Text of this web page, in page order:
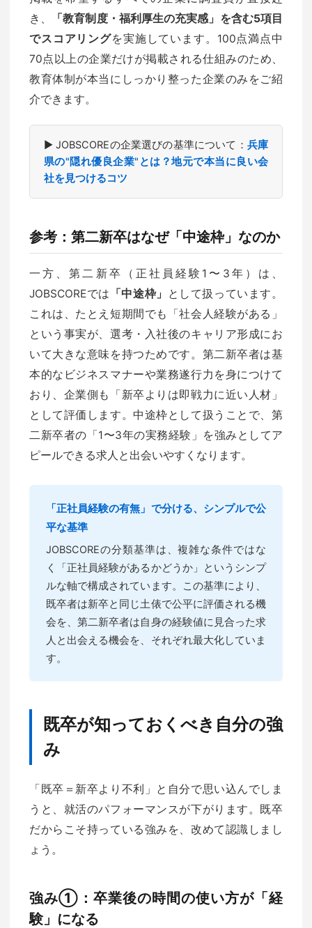
き、
「教育制度・福利厚生の充実感」を含む5項目
でスコアリングを実施しています。100点満点中
70点以上の企業だけが掲載される仕組みのため、
教育体制が本当にしっかり整った企業のみをご紹
介できます。
▶ JOBSCOREの企業選びの基準について： 兵庫
県の"隠れ優良企業"とは？地元で本当に良い会
社を見つけるコツ
参考：第二新卒はなぜ「中途枠」なのか
一方、第二新卒（正社員経験1〜3年）は、
JOBSCOREでは 「中途枠」
として扱っています。
これは、たとえ短期間でも「社会人経験がある」
という事実が、選考・入社後のキャリア形成にお
いて大きな意味を持つためです。第二新卒者は基
本的なビジネスマナーや業務遂行力を身につけて
おり、企業側も「新卒よりは即戦力に近い人材」
として評価します。中途枠として扱うことで、第
二新卒者の「1〜3年の実務経験」を強みとしてア
ピールできる求人と出会いやすくなります。
「正社員経験の有無」で分ける、シンプルで公
平な基準
JOBSCOREの分類基準は、複雑な条件ではな
く「正社員経験があるかどうか」というシンプ
ルな軸で構成されています。この基準により、
既卒者は新卒と同じ土俵で公平に評価される機
会を、第二新卒者は自身の経験値に見合った求
人と出会える機会を、それぞれ最大化していま
す。
既卒が知っておくべき自分の強
み
「既卒＝新卒より不利」と自分で思い込んでしま
うと、就活のパフォーマンスが下がります。既卒
だからこそ持っている強みを、改めて認識しまし
ょう。
強み①：卒業後の時間の使い方が「経
験」になる